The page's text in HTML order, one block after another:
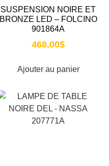
SUSPENSION NOIRE ET
BRONZE LED – FOLCINO
901864A
468.00$
Ajouter au panier